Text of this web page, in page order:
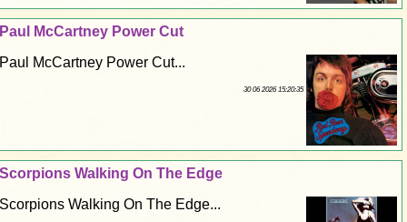
Paul McCartney Power Cut
Paul McCartney Power Cut...
30 06 2026 15:20:35
Scorpions Walking On The Edge
Scorpions Walking On The Edge...